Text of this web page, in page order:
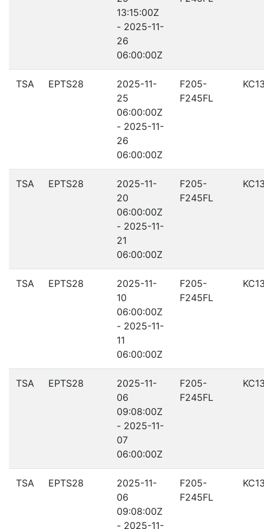
13:15:00Z
- 2025-11-
26
06:00:00Z
TSA EPTS28
2025-11-
25
06:00:00Z
- 2025-11-
26
06:00:00Z
F205-
F245FL
TSA EPTS28
2025-11-
20
06:00:00Z
- 2025-11-
21
06:00:00Z
F205-
F245FL
TSA EPTS28
2025-11-
10
06:00:00Z
- 2025-11-
11
06:00:00Z
F205-
F245FL
TSA EPTS28
2025-11-
06
09:08:00Z
- 2025-11-
07
06:00:00Z
F205-
F245FL
TSA EPTS28
2025-11-
06
09:08:00Z
- 2025-11-
F205-
F245FL